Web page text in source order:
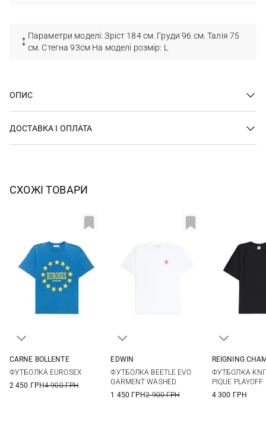
Параметри моделі: Зріст 184 см. Груди 96 см. Талія 75
см. Стегна 93см На моделі розмір: L
ОПИС
ДОСТАВКА І ОПЛАТА
СХОЖІ ТОВАРИ
CARNE BOLLENTE
ФУТБОЛКА EUROSEX
2 450 ГРН4 900 ГРН
XL
EDWIN
ФУТБОЛКА BEETLE EVO
GARMENT WASHED
1 450 ГРН2 900 ГРН
REIGNING
ФУТБОЛКА
PIQUE PLAYOFF
4 300 ГРН